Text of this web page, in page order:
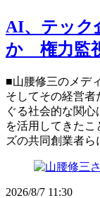
AI、テック
か 権力監
■山腰修三のメデ
そしてその経営者
ぐる社会的な関心
を活用してきた
ズの共同創業者
2026/8/7 11:30